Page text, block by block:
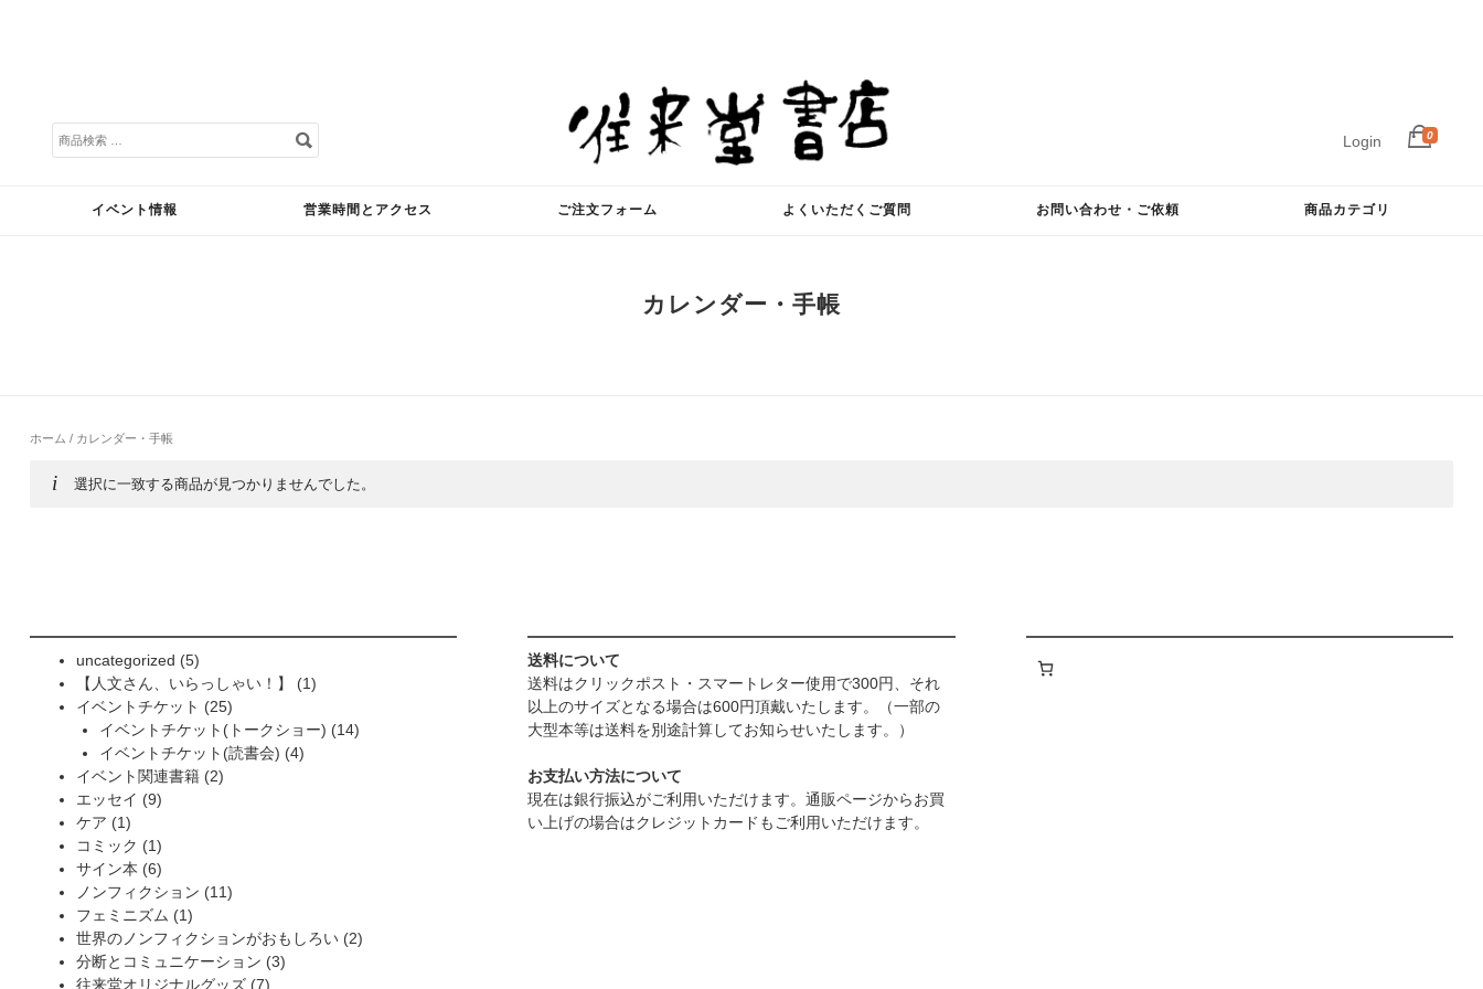
検
索
Login 0
イベント情報 営業時間とアクセス ご注文フォーム よくいただくご質問 お問い合わせ・ご依頼 商品カテゴリ
カレンダー・手帳
ホーム / カレンダー・手帳
選択に一致する商品が見つかりませんでした。
uncategorized 55
個
の
商
品
【人文さん、いらっしゃい！】 11
の
イベントチケット 2525
個
の
イベントチケット(トークショー) 1414
イベントチケット(読書会) 44
イベント関連書籍 22
エッセイ 99
の
商
品
ケア 11
個
の
商
品
コミック 11
個
の
商
品
サイン本 66
個
の
商
品
ノンフィクション 1111
の
商
品
フェミニズム 11
個
の
商
世界のノンフィクションがおもしろい 22
分断とコミュニケーション 33
往来堂オリジナルグッズ 77
送料について
送料はクリックポスト・スマートレター使用で300円、それ
以上のサイズとなる場合は600円頂戴いたします。（一部の
大型本等は送料を別途計算してお知らせいたします。）
お支払い方法について
現在は銀行振込がご利用いただけます。通販ページからお買
い上げの場合はクレジットカードもご利用いただけます。